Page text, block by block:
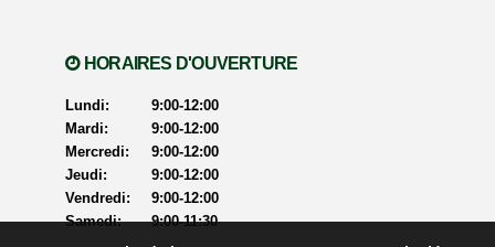
HORAIRES D'OUVERTURE
Lundi:
9:00-12:00
Mardi:
9:00-12:00
Mercredi:
9:00-12:00
Jeudi:
9:00-12:00
Vendredi:
9:00-12:00
Samedi:
9:00-11:30